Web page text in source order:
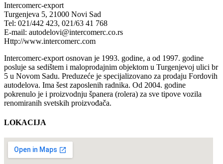
Intercomerc-export
Turgenjeva 5, 21000 Novi Sad
Tel: 021/442 423, 021/63 41 768
E-mail: autodelovi@intercomerc.co.rs
Http://www.intercomerc.com
Intercomerc-export osnovan je 1993. godine, a od 1997. godine
posluje sa sedištem i maloprodajnim objektom u Turgenjevoj ulici br
5 u Novom Sadu. Preduzeće je specijalizovano za prodaju Fordovih
autodelova. Ima šest zaposlenih radnika. Od 2004. godine
pokrenulo je i proizvodnju španera (rolera) za sve tipove vozila
renomiranih svetskih proizvođača.
LOKACIJA